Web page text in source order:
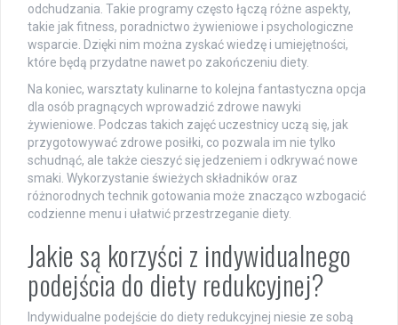
odchudzania. Takie programy często łączą różne aspekty,
takie jak fitness, poradnictwo żywieniowe i psychologiczne
wsparcie. Dzięki nim można zyskać wiedzę i umiejętności,
które będą przydatne nawet po zakończeniu diety.
Na koniec, warsztaty kulinarne to kolejna fantastyczna opcja
dla osób pragnących wprowadzić zdrowe nawyki
żywieniowe. Podczas takich zajęć uczestnicy uczą się, jak
przygotowywać zdrowe posiłki, co pozwala im nie tylko
schudnąć, ale także cieszyć się jedzeniem i odkrywać nowe
smaki. Wykorzystanie świeżych składników oraz
różnorodnych technik gotowania może znacząco wzbogacić
codzienne menu i ułatwić przestrzeganie diety.
Jakie są korzyści z indywidualnego
podejścia do diety redukcyjnej?
Indywidualne podejście do diety redukcyjnej niesie ze sobą